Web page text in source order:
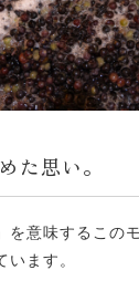
た思い。
を意味するこの
います。